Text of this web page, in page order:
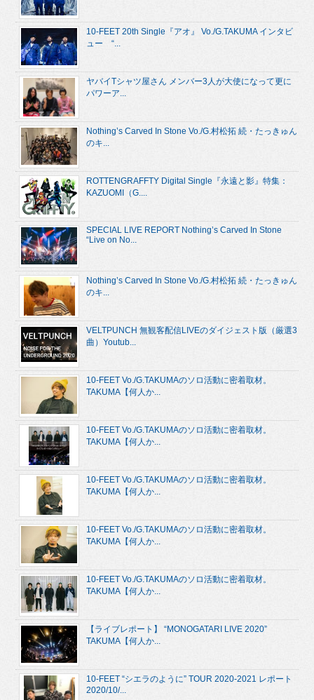
10-FEET 20th Single『アオ』 Vo./G.TAKUMA インタビ
ュー “...
ヤバイTシャツ屋さん メンバー3人が大使になって更に
パワーア...
Nothing’s Carved In Stone Vo./G.村松拓 続・たっきゅん
のキ...
ROTTENGRAFFTY Digital Single『永遠と影』特集：
KAZUOMI（G....
SPECIAL LIVE REPORT Nothing’s Carved In Stone
“Live on No...
Nothing’s Carved In Stone Vo./G.村松拓 続・たっきゅん
のキ...
VELTPUNCH 無観客配信LIVEのダイジェスト版（厳選3
曲）Youtub...
10-FEET Vo./G.TAKUMAのソロ活動に密着取材。
TAKUMA【何人か...
10-FEET Vo./G.TAKUMAのソロ活動に密着取材。
TAKUMA【何人か...
10-FEET Vo./G.TAKUMAのソロ活動に密着取材。
TAKUMA【何人か...
10-FEET Vo./G.TAKUMAのソロ活動に密着取材。
TAKUMA【何人か...
10-FEET Vo./G.TAKUMAのソロ活動に密着取材。
TAKUMA【何人か...
【ライブレポート】 “MONOGATARI LIVE 2020”
TAKUMA【何人か...
10-FEET “シエラのように” TOUR 2020-2021 レポート
2020/10/...